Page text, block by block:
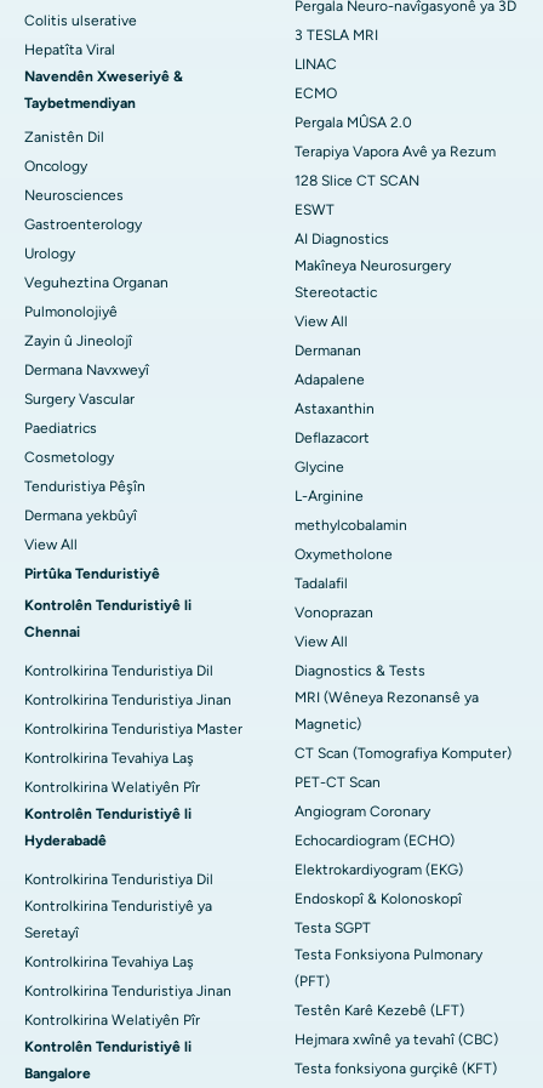
Colitis ulserative
Hepatîta Viral
Navendên Xweseriyê &
Taybetmendiyan
Zanistên Dil
Oncology
Neurosciences
Gastroenterology
Urology
Veguheztina Organan
Pulmonolojiyê
Zayin û Jineolojî
Dermana Navxweyî
Surgery Vascular
Paediatrics
Cosmetology
Tenduristiya Pêşîn
Dermana yekbûyî
View All
Pirtûka Tenduristiyê
Kontrolên Tenduristiyê li
Chennai
Kontrolkirina Tenduristiya Dil
Kontrolkirina Tenduristiya Jinan
Kontrolkirina Tenduristiya Master
Kontrolkirina Tevahiya Laş
Kontrolkirina Welatiyên Pîr
Kontrolên Tenduristiyê li
Hyderabadê
Kontrolkirina Tenduristiya Dil
Kontrolkirina Tenduristiyê ya
Seretayî
Kontrolkirina Tevahiya Laş
Kontrolkirina Tenduristiya Jinan
Kontrolkirina Welatiyên Pîr
Kontrolên Tenduristiyê li
Bangalore
Pergala Neuro-navîgasyonê ya 3D
3 TESLA MRI
LINAC
ECMO
Pergala MÛSA 2.0
Terapiya Vapora Avê ya Rezum
128 Slice CT SCAN
ESWT
AI Diagnostics
Makîneya Neurosurgery
Stereotactic
View All
Dermanan
Adapalene
Astaxanthin
Deflazacort
Glycine
L-Arginine
methylcobalamin
Oxymetholone
Tadalafil
Vonoprazan
View All
Diagnostics & Tests
MRI (Wêneya Rezonansê ya
Magnetic)
CT Scan (Tomografiya Komputer)
PET-CT Scan
Angiogram Coronary
Echocardiogram (ECHO)
Elektrokardiyogram (EKG)
Endoskopî & Kolonoskopî
Testa SGPT
Testa Fonksiyona Pulmonary
(PFT)
Testên Karê Kezebê (LFT)
Hejmara xwînê ya tevahî (CBC)
Testa fonksiyona gurçikê (KFT)